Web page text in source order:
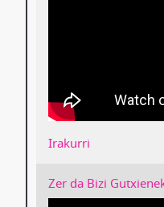
Irakurri
Zer da Bizi